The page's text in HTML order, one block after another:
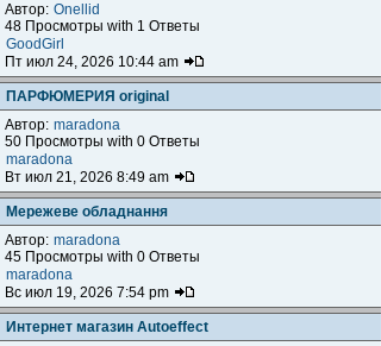
Автор: Onellid
48 Просмотры with 1 Ответы
GoodGirl
Пт июл 24, 2026 10:44 am
ПАРФЮМЕРИЯ original
Автор: maradona
50 Просмотры with 0 Ответы
maradona
Вт июл 21, 2026 8:49 am
Мережеве обладнання
Автор: maradona
45 Просмотры with 0 Ответы
maradona
Вс июл 19, 2026 7:54 pm
Интернет магазин Autoeffect